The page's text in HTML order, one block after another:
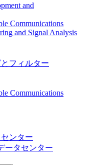
and
Communications
and Signal Analysis
フィルター
Communications
ンター
ータセンター